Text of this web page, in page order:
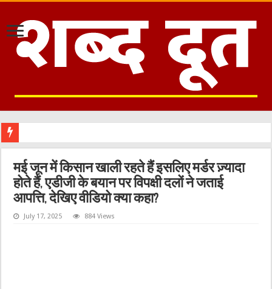
मई जून में किसान खाली रहते हैं इसलिए मर्डर ज़्यादा
होते हैं, एडीजी के बयान पर विपक्षी दलों ने जताई
आपत्ति, देखिए वीडियो क्या कहा?
July 17, 2025 884 Views